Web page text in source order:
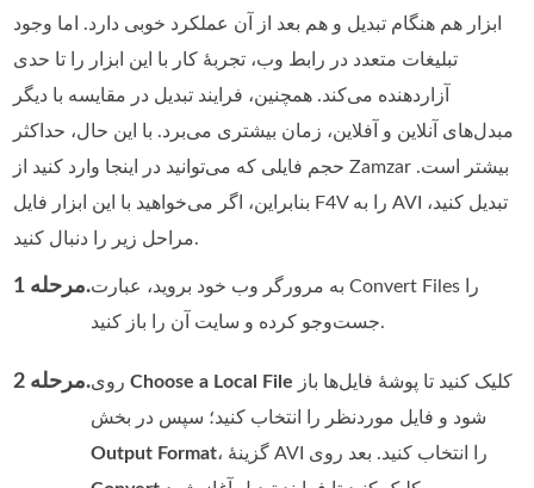
ابزار هم هنگام تبدیل و هم بعد از آن عملکرد خوبی دارد. اما وجود
تبلیغات متعدد در رابط وب، تجربهٔ کار با این ابزار را تا حدی
آزاردهنده می‌کند. همچنین، فرایند تبدیل در مقایسه با دیگر
مبدل‌های آنلاین و آفلاین، زمان بیشتری می‌برد. با این حال، حداکثر
حجم فایلی که می‌توانید در اینجا وارد کنید از Zamzar بیشتر است.
بنابراین، اگر می‌خواهید با این ابزار فایل F4V را به AVI تبدیل کنید،
مراحل زیر را دنبال کنید.
مرحله 1.به مرورگر وب خود بروید، عبارت Convert Files را
جست‌وجو کرده و سایت آن را باز کنید.
مرحله 2. رویChoose a Local File
شود و فایل موردنظر را انتخاب کنید؛ سپس در بخش
Output Format
، گزینه‌ٔ AVI را انتخاب کنید. بعد روی